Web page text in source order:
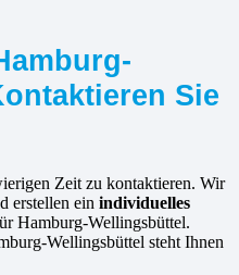
Sie
Zeit zu kontaktieren. Wir
erstellen ein individuelles
Hamburg-Wellingsbüttel.
Wellingsbüttel steht Ihnen